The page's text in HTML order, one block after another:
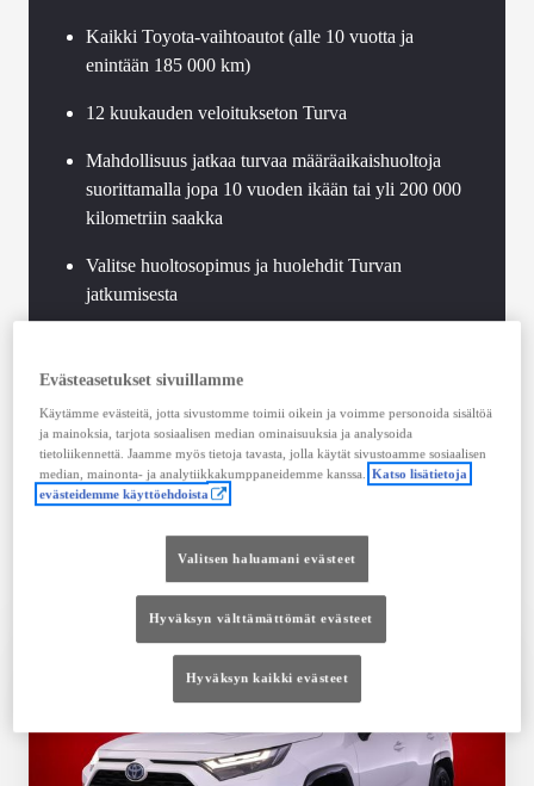
Kaikki Toyota-vaihtoautot (alle 10 vuotta ja
enintään 185 000 km)
12 kuukauden veloitukseton Turva
Mahdollisuus jatkaa turvaa määräaikaishuoltoja
suorittamalla jopa 10 vuoden ikään tai yli 200 000
kilometriin saakka
Valitse huoltosopimus ja huolehdit Turvan
jatkumisesta
tekninen tarkastus
Voimassaoleva Hybrid Health Check jokaisessa
Toyota-hybridissä
Saatavilla Easy Osamaksu -rahoitus ja Toyota
Evästeasetukset sivuillamme
Käytämme evästeitä, jotta sivustomme toimii oikein ja voimme personoida sisältöä
ja mainoksia, tarjota sosiaalisen median ominaisuuksia ja analysoida
tietoliikennettä. Jaamme myös tietoja tavasta, jolla käytät sivustoamme sosiaalisen
median, mainonta- ja analytiikkakumppaneidemme kanssa. Katso lisätietoja
evästeidemme käyttöehdoista
Valitsen haluamani evästeet
Hyväksyn välttämättömät evästeet
Hyväksyn kaikki evästeet